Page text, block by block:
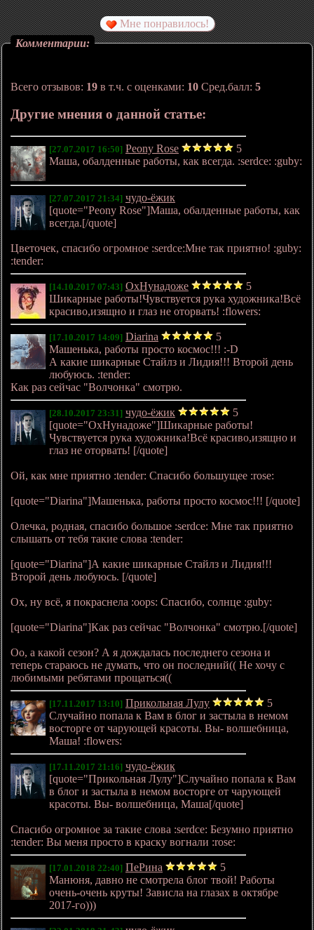
Мне понравилось!
Комментарии:
Всего отзывов: 19 в т.ч. с оценками: 10 Сред.балл: 5
Другие мнения о данной статье:
[27.07.2017 16:50] Peony Rose
5
Маша, обалденные работы, как всегда. :serdce: :guby:
[27.07.2017 21:34] чудо-ёжик
[quote="Peony Rose"]Маша, обалденные работы, как
всегда.[/quote]
Цветочек, спасибо огромное :serdce:Мне так приятно! :guby:
:tender:
[14.10.2017 07:43] ОхНунадоже
5
Шикарные работы!Чувствуется рука художника!Всё
красиво,изящно и глаз не оторвать! :flowers:
[17.10.2017 14:09] Diarina
5
Машенька, работы просто космос!!! :-D
А какие шикарные Стайлз и Лидия!!! Второй день
любуюсь. :tender:
Как раз сейчас "Волчонка" смотрю.
[28.10.2017 23:31] чудо-ёжик
5
[quote="ОхНунадоже"]Шикарные работы!
Чувствуется рука художника!Всё красиво,изящно и
глаз не оторвать! [/quote]
Ой, как мне приятно :tender: Спасибо большущее :rose:
[quote="Diarina"]Машенька, работы просто космос!!! [/quote]
Олечка, родная, спасибо большое :serdce: Мне так приятно
слышать от тебя такие слова :tender:
[quote="Diarina"]А какие шикарные Стайлз и Лидия!!!
Второй день любуюсь. [/quote]
Ох, ну всё, я покраснела :oops: Спасибо, солнце :guby:
[quote="Diarina"]Как раз сейчас "Волчонка" смотрю.[/quote]
Оо, а какой сезон? А я дождалась последнего сезона и
теперь стараюсь не думать, что он последний(( Не хочу с
любимыми ребятами прощаться((
[17.11.2017 13:10] Прикольная Лулу
5
Случайно попала к Вам в блог и застыла в немом
восторге от чарующей красоты. Вы- волшебница,
Маша! :flowers:
[17.11.2017 21:16] чудо-ёжик
[quote="Прикольная Лулу"]Случайно попала к Вам
в блог и застыла в немом восторге от чарующей
красоты. Вы- волшебница, Маша[/quote]
Спасибо огромное за такие слова :serdce: Безумно приятно
:tender: Вы меня просто в краску вогнали :rose:
[17.01.2018 22:40] ПеРина
5
Манюня, давно не смотрела блог твой! Работы
очень-очень круты! Зависла на глазах в октябре
2017-го)))